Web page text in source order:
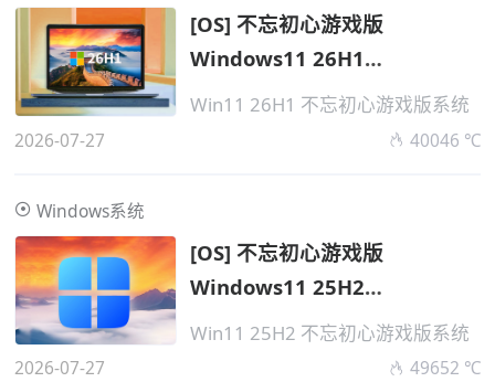
[OS] 不忘初心游戏版
Windows11 26H1
v28000.2525 无更新
Win11 26H1 不忘初心游戏版系统
2026-07-27 40046 ℃
Windows系统
[OS] 不忘初心游戏版
Windows11 25H2
v26200.8875 无更新
Win11 25H2 不忘初心游戏版系统
2026-07-27 49652 ℃